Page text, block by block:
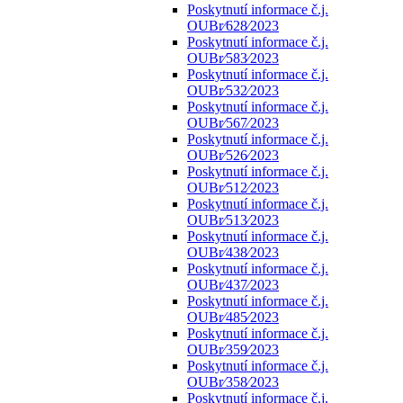
Poskytnutí informace č.j.
OUBr⁄628⁄2023
Poskytnutí informace č.j.
OUBr⁄583⁄2023
Poskytnutí informace č.j.
OUBr⁄532⁄2023
Poskytnutí informace č.j.
OUBr⁄567⁄2023
Poskytnutí informace č.j.
OUBr⁄526⁄2023
Poskytnutí informace č.j.
OUBr⁄512⁄2023
Poskytnutí informace č.j.
OUBr⁄513⁄2023
Poskytnutí informace č.j.
OUBr⁄438⁄2023
Poskytnutí informace č.j.
OUBr⁄437⁄2023
Poskytnutí informace č.j.
OUBr⁄485⁄2023
Poskytnutí informace č.j.
OUBr⁄359⁄2023
Poskytnutí informace č.j.
OUBr⁄358⁄2023
Poskytnutí informace č.j.